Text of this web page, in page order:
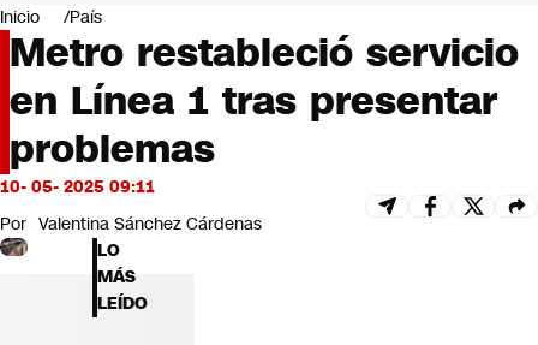
Negocios
Deportes
Programas completos
Cultura
Servicios
Bits
CNN tiempo
Futuro 360
Opinión
Inicio País
Metro restableció servicio
en Línea 1 tras presentar
problemas
10- 05- 2025 09:11
Por Valentina Sánchez Cárdenas
LO
MÁS
LEÍDO